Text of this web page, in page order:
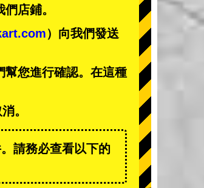
店鋪。
）向我們發送
幫您進行確認。在這種
。
請務必查看以下的